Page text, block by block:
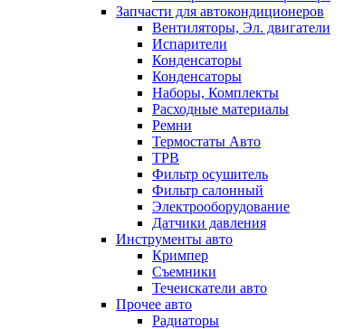
Запчасти для автокондиционеров
Вентиляторы, Эл. двигатели
Испарители
Конденсаторы
Конденсаторы
Наборы, Комплекты
Расходные материалы
Ремни
Термостаты Авто
ТРВ
Фильтр осушитель
Фильтр салонный
Электрооборудование
Датчики давления
Инструменты авто
Кримпер
Съемники
Течеискатели авто
Прочее авто
Радиаторы